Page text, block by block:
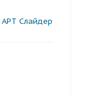
АРТ Слайдер